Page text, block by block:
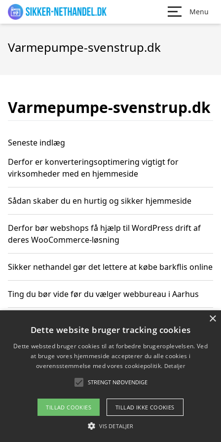
Menu
Varmepumpe-svenstrup.dk
Varmepumpe-svenstrup.dk
Seneste indlæg
Derfor er konverteringsoptimering vigtigt for
virksomheder med en hjemmeside
Sådan skaber du en hurtig og sikker hjemmeside
Derfor bør webshops få hjælp til WordPress drift af
deres WooCommerce-løsning
Sikker nethandel gør det lettere at købe barkflis online
Ting du bør vide før du vælger webbureau i Aarhus
Om / kontakt
Blog Betingelser
×
Dette website bruger tracking cookies
Dette websted bruger cookies til at forbedre brugeroplevelsen. Ved
at bruge vores hjemmeside accepterer du alle cookies i
overensstemmelse med vores cookiepolitik. Detaljer
STRENGT NØDVENDIGE
TILLAD COOKIES TILLAD IKKE COOKIES
VIS DETALJER